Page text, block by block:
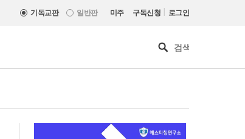
기독교판 일반판 미주 구독신청 | 로그인